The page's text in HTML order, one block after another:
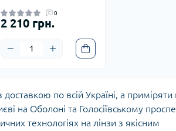
0
2 210 грн.
по всій Україні, а приміряти
на Оболоні та Голосіївському
технологіях на лінзи з якісним